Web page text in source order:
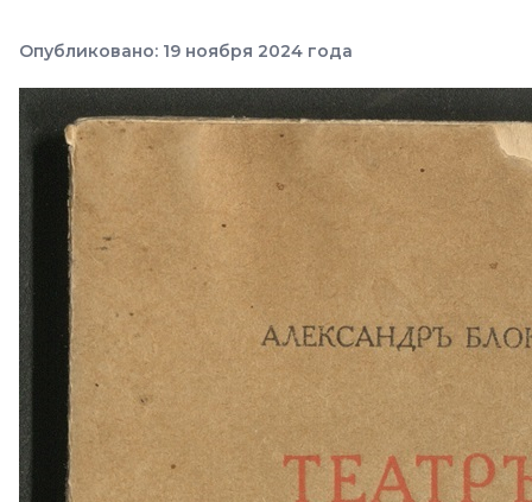
Опубликовано: 19 ноября 2024 года